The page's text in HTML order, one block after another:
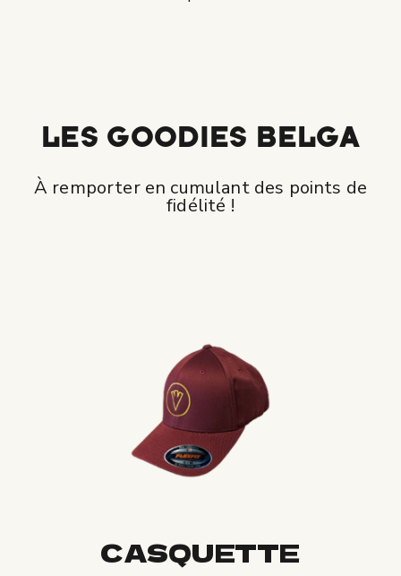
LES GOODIES BELGA
À remporter en cumulant des points de
fidélité !
CASQUETTE